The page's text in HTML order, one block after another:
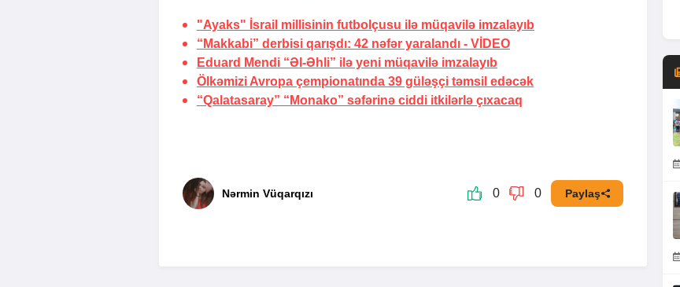
"Ayaks" İsrail millisinin futbolçusu ilə müqavilə imzalayıb
“Makkabi” derbisi qarışdı: 42 nəfər yaralandı - VİDEO
Eduard Mendi “Əl-Əhli” ilə yeni müqavilə imzalayıb
Ölkəmizi Avropa çempionatında 39 güləşçi təmsil edəcək
“Qalatasaray” “Monako” səfərinə ciddi itkilərlə çıxacaq
Nərmin Vüqarqızı 0 0 Paylaş